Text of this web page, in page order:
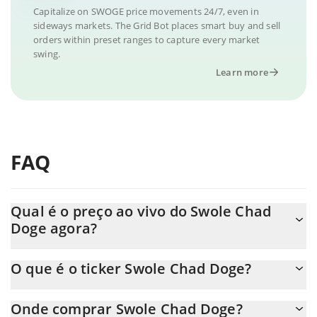
Capitalize on SWOGE price movements 24/7, even in
sideways markets. The Grid Bot places smart buy and sell
orders within preset ranges to capture every market
swing.
Learn more
FAQ
Qual é o preço ao vivo do Swole Chad
Doge agora?
O que é o ticker Swole Chad Doge?
Onde comprar Swole Chad Doge?